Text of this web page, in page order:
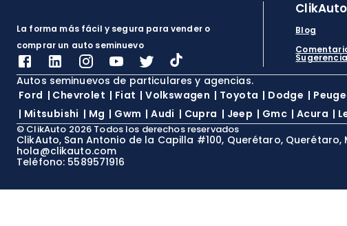
La forma más fácil y segura para vender o
comprar un auto seminuevo
ClikAuto
Blog
Autos seminuevos de particulares y agencias.
Ford | Chevrolet | Fiat |Volkswagen | Toyota | Dodge |
| Mitsubishi | Mg | Gwm |Audi | Cupra | Jeep | Gmc | Acura |
© ClikAuto 2026 Todos los derechos reservados
ClikAuto, San Antonio de la Capilla #100, Querétaro, Querétaro,
hola@clikauto.com
Teléfono: 5589571916